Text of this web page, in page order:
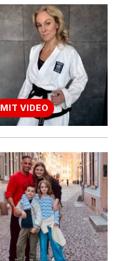
MIT VIDEO